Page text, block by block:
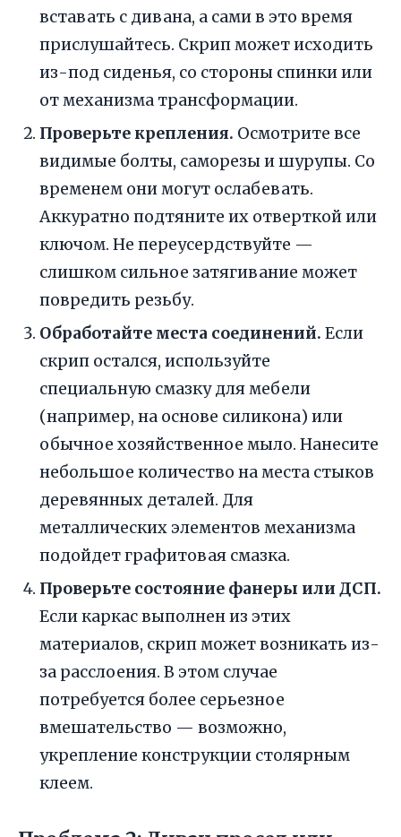
вставать с дивана, а сами в это время
прислушайтесь. Скрип может исходить
из-под сиденья, со стороны спинки или
от механизма трансформации.
Проверьте крепления. Осмотрите все
видимые болты, саморезы и шурупы. Со
временем они могут ослабевать.
Аккуратно подтяните их отверткой или
ключом. Не переусердствуйте —
слишком сильное затягивание может
повредить резьбу.
Обработайте места соединений. Если
скрип остался, используйте
специальную смазку для мебели
(например, на основе силикона) или
обычное хозяйственное мыло. Нанесите
небольшое количество на места стыков
деревянных деталей. Для
металлических элементов механизма
подойдет графитовая смазка.
Проверьте состояние фанеры или ДСП.
Если каркас выполнен из этих
материалов, скрип может возникать из-
за расслоения. В этом случае
потребуется более серьезное
вмешательство — возможно,
укрепление конструкции столярным
клеем.